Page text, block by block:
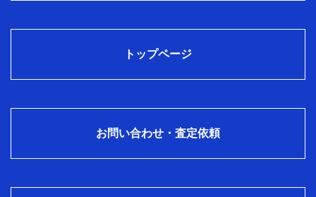
トップページ
お問い合わせ・査定依頼